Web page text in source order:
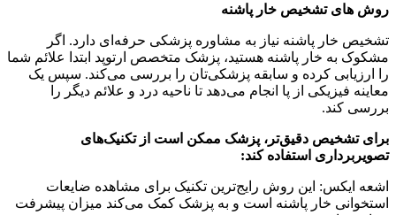
روش ‌های تشخیص خار پاشنه
تشخیص خار پاشنه نیاز به مشاوره پزشکی حرفه‌ای دارد. اگر
مشکوک به خار پاشنه هستید، پزشک متخصص ارتوپد ابتدا علائم شما
را ارزیابی کرده و سابقه پزشکی‌تان را بررسی می‌کند. سپس یک
معاینه فیزیکی از پا انجام می‌دهد تا ناحیه درد و علائم دیگر را
بررسی کند.
برای تشخیص دقیق‌تر، پزشک ممکن است از تکنیک‌های
تصویربرداری استفاده کند:
اشعه ایکس: این روش رایج‌ترین تکنیک برای مشاهده ضایعات
استخوانی خار پاشنه است و به پزشک کمک می‌کند میزان پیشرفت